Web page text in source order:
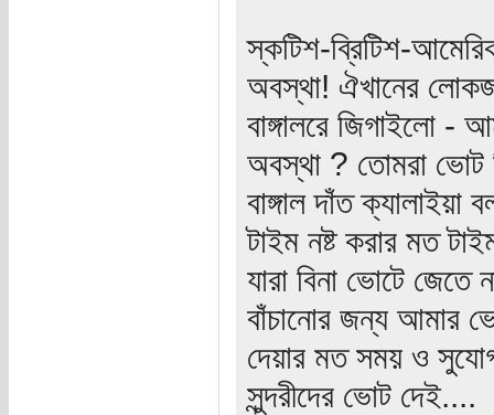
স্কটিশ-ব্রিটিশ-
অবস্থা! ঐখানের
বাঙ্গালরে জিগাইলো -
অবস্থা ? তোমরা ভোট
বাঙ্গাল দাঁত
টাইম নষ্ট করার মত
যারা বিনা ভোটে
বাঁচানোর জন্য আমার
দেয়ার মত সময় ও
সুন্দরীদের ভোট দেই....